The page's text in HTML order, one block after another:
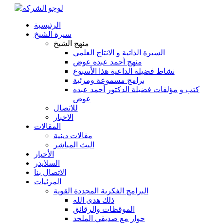
الرئيسية
سيرة الشيخ
منهج الشيخ
السيرة الذاتية و الانتاج العلمي
منهج أحمد عبده عوض
نشاط فضيلة الداعية هذا الأسبوع
برامج مسموعة ومرئية
كتب و مؤلفات فضيلة الدكتور أحمد عبده
عوض
للاتصال
الاخبار
المقالات
مقالات دينية
البث المباشر
الأخبار
السلايدر
الاتصال بنا
المرئيات
البرامج الفكرية المجددة القوية
ذلك هدى الله
الموقظات والرقائق
حوار مع صديقي الملحد